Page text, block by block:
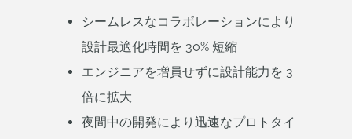
シームレスなコラボレーションにより
設計最適化時間を 30% 短縮
エンジニアを増員せずに設計能力を 3
倍に拡大
夜間中の開発により迅速なプロトタイ